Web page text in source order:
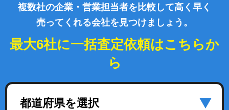
複数社の企業・営業担当者を比較して高く早く
売ってくれる会社を見つけましょう。
最大6社に一括査定依頼はこちらか
ら
都道府県を選択